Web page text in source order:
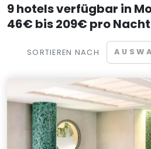
9 hotels verfügbar in
46€ bis 209€ pro Nacht
SORTIEREN NACH